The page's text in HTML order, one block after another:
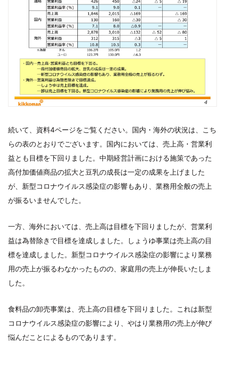
続いて、資料4ページをご覧ください。国内・海外の状況は、こち
らの表のとおりでございます。国内においては、売上高・営業利
益とも目標を下回りました。中期経営計画における施策であった
高付加価値商品の拡大と豆乳の成長は一定の成果を上げました
が、新型コロナウイルス感染症の影響もあり、業務用全般の売上
が振るいませんでした。
一方、海外においては、売上高は目標を下回りましたが、営業利
益は為替除きで目標を達成しました。しょうゆ事業は売上高の目
標を達成しました。新型コロナウイルス感染症の影響により業務
用の売上が振るわなかったものの、家庭用の売上が伸長いたしま
した。
食料品の卸売事業は、売上高の目標を下回りました。これは新型
コロナウイルス感染症の影響により、やはり業務用の売上が伸び
悩んだことによるものであります。